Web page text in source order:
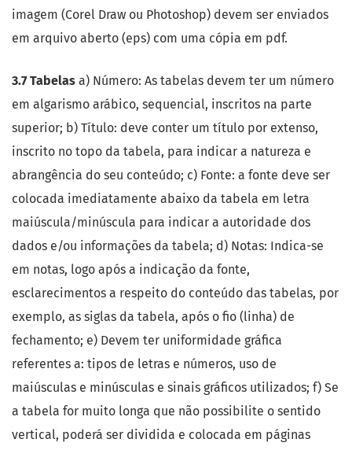
imagem (Corel Draw ou Photoshop) devem ser enviados
em arquivo aberto (eps) com uma cópia em pdf.
3.7 Tabelas a) Número: As tabelas devem ter um número
em algarismo arábico, sequencial, inscritos na parte
superior; b) Título: deve conter um título por extenso,
inscrito no topo da tabela, para indicar a natureza e
abrangência do seu conteúdo; c) Fonte: a fonte deve ser
colocada imediatamente abaixo da tabela em letra
maiúscula/minúscula para indicar a autoridade dos
dados e/ou informações da tabela; d) Notas: Indica-se
em notas, logo após a indicação da fonte,
esclarecimentos a respeito do conteúdo das tabelas, por
exemplo, as siglas da tabela, após o fio (linha) de
fechamento; e) Devem ter uniformidade gráfica
referentes a: tipos de letras e números, uso de
maiúsculas e minúsculas e sinais gráficos utilizados; f) Se
a tabela for muito longa que não possibilite o sentido
vertical, poderá ser dividida e colocada em páginas